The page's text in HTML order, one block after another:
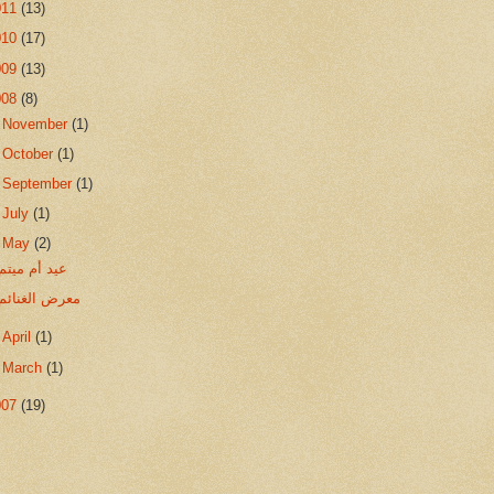
(13)
(17)
(13)
(8)
November(1)
October(1)
September(1)
July(1)
May(2)
عيد أم
معرض
April(1)
March(1)
(19)